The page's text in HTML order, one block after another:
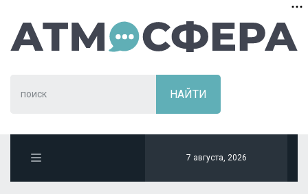
7 августа, 2026